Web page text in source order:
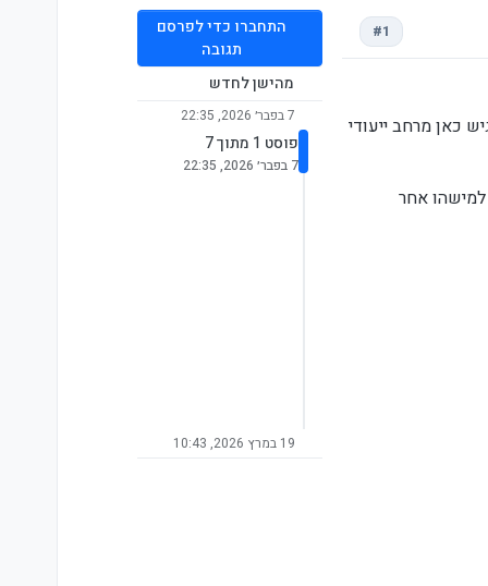
#1
כאן מרחב ייעודי
אחר
התחברו כדי לפרסם
תגובה
מהישן לחדש
7 בפבר׳ 2026, 22:35
פוסט 1 מתוך 7
7 בפבר׳ 2026, 22:35
19 במרץ 2026, 10:43